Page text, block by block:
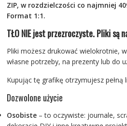
ZIP, w rozdzielczości co najmniej
Format 1:1.
TŁO NIE jest przezroczyste. Pliki są
Pliki możesz drukować wielokrotnie,
własne potrzeby, na prezenty lub do
Kupując tę grafikę otrzymujesz pełną
Dozwolone użycie
Osobiste– to oczywiste: journale,